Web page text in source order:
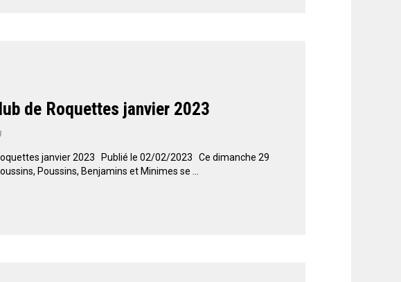
de Roquettes janvier 2023
janvier 2023 Publié le 02/02/2023 Ce dimanche 29
Poussins, Benjamins et Minimes se ...